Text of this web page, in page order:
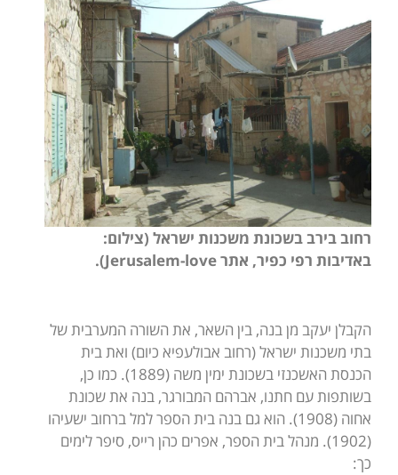
רחוב בירב בשכונת משכנות ישראל (צילום:
באדיבות רפי כפיר, אתרJerusalem-love
).
הקבלן יעקב מן בנה, בין השאר, את השורה המערבית של
בתי משכנות ישראל (רחוב אבולעפיא כיום) ואת בית
הכנסת האשכנזי בשכונת ימין משה (1889). כמו כן,
בשותפות עם חתנו, אברהם המבורגר, בנה את שכונת
אחוה (1908). הוא גם בנה בית הספר למל ברחוב ישעיהו
(1902). מנהל בית הספר, אפרים כהן רייס, סיפר לימים
כך: